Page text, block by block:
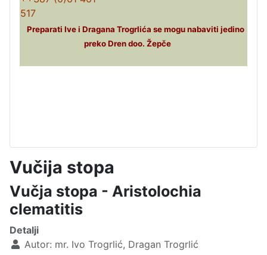
517
Preparati Ive i Dragana Trogrlića se mogu nabaviti jedino
preko Dren doo. Žepče
Vučija stopa
Vučja stopa - Aristolochia
clematitis
Detalji
Autor: mr. Ivo Trogrlić, Dragan Trogrlić